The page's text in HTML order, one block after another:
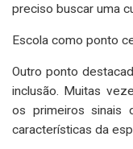
preciso buscar uma
Escola como ponto
Outro ponto
inclusão. Muitas
os primeiros sinais
características da